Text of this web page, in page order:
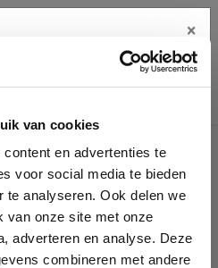
van cookies
en advertenties te
voor social media te bieden
te analyseren. Ook delen we
van onze site met onze
adverteren en analyse. Deze
combineren met andere
details
×
klembord
om de fout te melden